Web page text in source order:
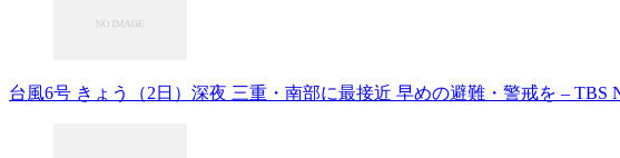
台風6号 きょう（2日）深夜 三重・南部に最接近 早めの避難・警戒を – TBS